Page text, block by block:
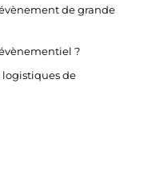
de grande
?
de